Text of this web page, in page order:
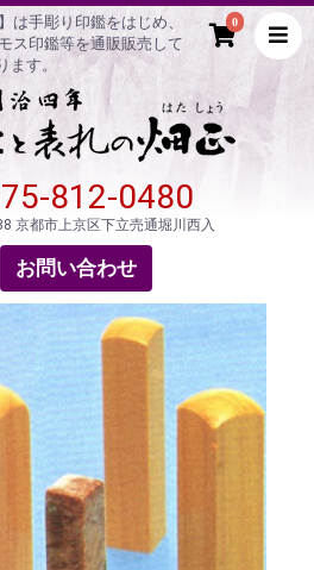
0
は手彫り印鑑をはじめ、
ス印鑑等を通販販売して
ます。
812-0480
京都市上京区下立売通堀川西入
お問い合わせ